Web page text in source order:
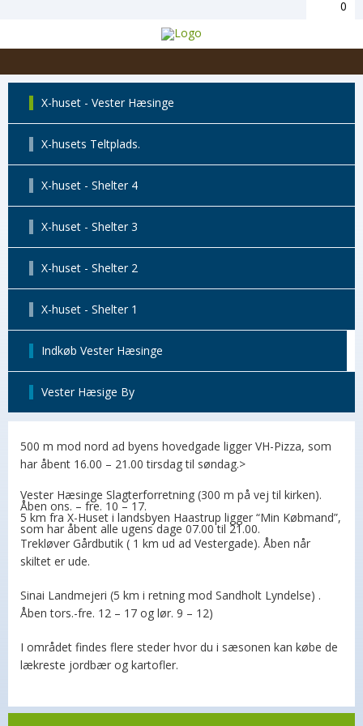
0
X-huset - Vester Hæsinge
X-husets Teltplads.
X-huset - Shelter 4
X-huset - Shelter 3
X-huset - Shelter 2
X-huset - Shelter 1
Indkøb Vester Hæsinge
Vester Hæsige By
500 m mod nord ad byens hovedgade ligger VH-Pizza, som
har åbent 16.00 – 21.00 tirsdag til søndag.>
Vester Hæsinge Slagterforretning (300 m på vej til kirken).
Åben ons. – fre. 10 – 17.
5 km fra X-Huset i landsbyen Haastrup ligger “Min Købmand”,
som har åbent alle ugens dage 07.00 til 21.00.
Trekløver Gårdbutik ( 1 km ud ad Vestergade). Åben når
skiltet er ude.
Sinai Landmejeri (5 km i retning mod Sandholt Lyndelse) .
Åben tors.-fre. 12 – 17 og lør. 9 – 12)
I området findes flere steder hvor du i sæsonen kan købe de
lækreste jordbær og kartofler.